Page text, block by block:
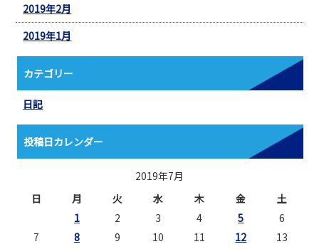
2019年2月
2019年1月
カテゴリー
日記
投稿日カレンダー
2019年7月
日
月 火 水 木 金
土
1
2 3 4 5
6
7
8 9 10 11 12
13